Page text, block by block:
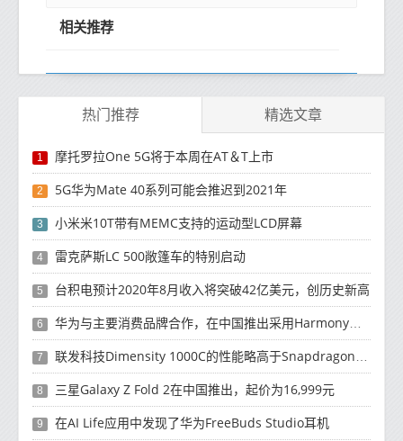
相关推荐
热门推荐 精选文章
1 摩托罗拉One 5G将于本周在AT＆T上市
2 5G华为Mate 40系列可能会推迟到2021年
3 小米米10T带有MEMC支持的运动型LCD屏幕
4 雷克萨斯LC 500敞篷车的特别启动
5 台积电预计2020年8月收入将突破42亿美元，创历史新高
6 华为与主要消费品牌合作，在中国推出采用HarmonyOS 2.0的智能家居产品
7 联发科技Dimensity 1000C的性能略高于Snapdragon 765G
8 三星Galaxy Z Fold 2在中国推出，起价为16,999元
9 在AI Life应用中发现了华为FreeBuds Studio耳机